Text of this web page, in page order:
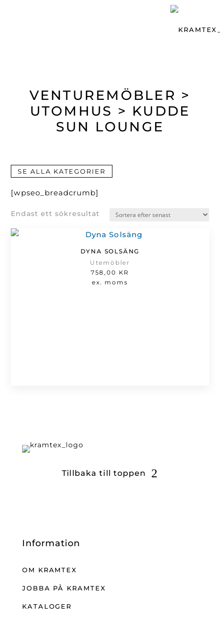
VENTUREMÖBLER >
UTOMHUS > KUDDE
SUN LOUNGE
SE ALLA KATEGORIER
[wpseo_breadcrumb]
Endast ett sökresultat
DYNA SOLSÄNG
Utemöbler
758,00 KR
ex. moms
Tillbaka till toppen
Information
OM KRAMTEX
JOBBA PÅ KRAMTEX
KATALOGER